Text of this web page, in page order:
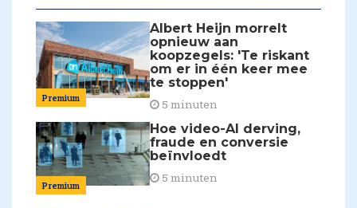
Premium
Albert Heijn morrelt
opnieuw aan
koopzegels: 'Te riskant
om er in één keer mee
te stoppen'
5 minuten
Premium
Hoe video-AI derving,
fraude en conversie
beïnvloedt
5 minuten